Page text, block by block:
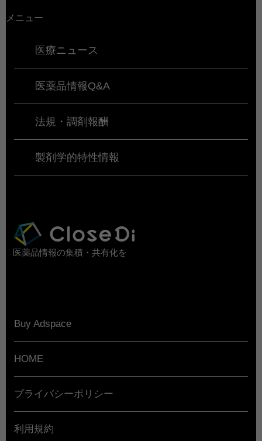
メニュー
医療ニュース
医薬品情報Q&A
法規・調剤報酬
製剤学的特性情報
医薬品情報の集積・共有化を
Buy Adspace
HOME
プライバシーポリシー
利用規約